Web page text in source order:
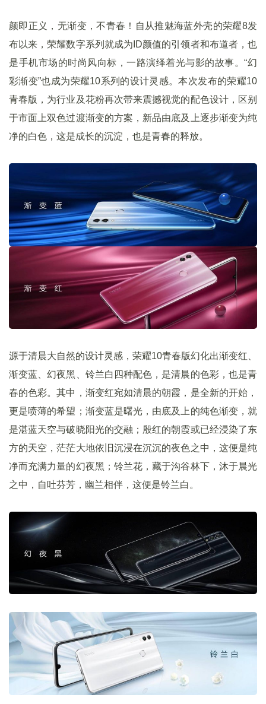
颜即正义，无渐变，不青春！自从推魅海蓝外壳的荣耀8发
布以来，荣耀数字系列就成为ID颜值的引领者和布道者，也
是手机市场的时尚风向标，一路演绎着光与影的故事。“幻
彩渐变”也成为荣耀10系列的设计灵感。本次发布的荣耀10
青春版，为行业及花粉再次带来震撼视觉的配色设计，区别
于市面上双色过渡渐变的方案，新品由底及上逐步渐变为纯
净的白色，这是成长的沉淀，也是青春的释放。
源于清晨大自然的设计灵感，荣耀10青春版幻化出渐变红、
渐变蓝、幻夜黑、铃兰白四种配色，是清晨的色彩，也是青
春的色彩。其中，渐变红宛如清晨的朝霞，是全新的开始，
更是喷薄的希望；渐变蓝是曙光，由底及上的纯色渐变，就
是湛蓝天空与破晓阳光的交融；殷红的朝霞或已经浸染了东
方的天空，茫茫大地依旧沉浸在沉沉的夜色之中，这便是纯
净而充满力量的幻夜黑； 铃兰花，藏于沟谷林下，沐于晨光
之中，自吐芬芳，幽兰相伴，这便是铃兰白。